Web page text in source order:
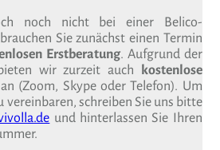
noch nicht bei einer Belico-
Sie zunächst einen Termin
Erstberatung. Aufgrund der
wir zurzeit auch kostenlose
an (Zoom, Skype oder Telefon). Um
vereinbaren, schreiben Sie uns bitte
und hinterlassen Sie Ihren